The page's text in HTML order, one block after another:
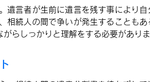
遺言者が生前に遺言を残す事により自
相続人の間で争いが発生することも
らしっかりと理解をする必要がありま